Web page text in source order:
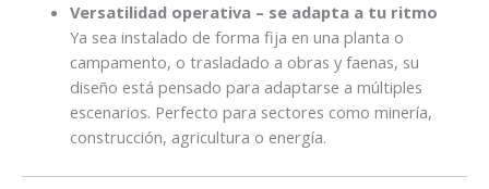
Versatilidad operativa – se adapta a tu ritmo
Ya sea instalado de forma fija en una planta o
campamento, o trasladado a obras y faenas, su
diseño está pensado para adaptarse a múltiples
escenarios. Perfecto para sectores como minería,
construcción, agricultura o energía.